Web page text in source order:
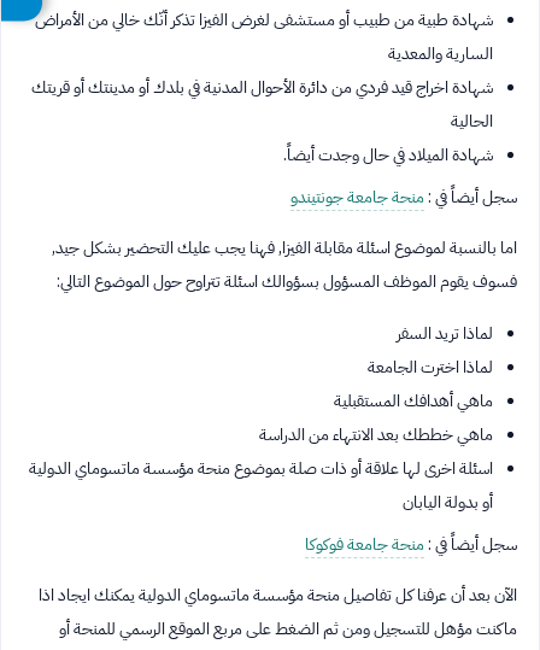
شهادة طبية من طبيب أو مستشفى لغرض الفيزا تذكر أنّك خالي من الأمراض
السارية والمعدية
شهادة اخراج قيد فردي من دائرة الأحوال المدنية في بلدك أو مدينتك أو قريتك
الحالية
شهادة الميلاد في حال وجدت أيضاً.
سجل أيضاً في :منحة جامعة جونتيندو
اما بالنسبة لموضوع اسئلة مقابلة الفيزا, فهنا يجب عليك التحضير بشكل جيد,
فسوف يقوم الموظف المسؤول بسؤوالك اسئلة تتراوح حول الموضوع التالي:
لماذا تريد السفر
لماذا اخترت الجامعة
ماهي أهدافك المستقبلية
ماهي خططك بعد الانتهاء من الدراسة
اسئلة اخرى لها علاقة أو ذات صلة بموضوع منحة مؤسسة ماتسوماي الدولية
أو بدولة اليابان
سجل أيضاً في :منحة جامعة فوكوكا
الآن بعد أن عرفنا كل تفاصيل منحة مؤسسة ماتسوماي الدولية يمكنك ايجاد اذا
ماكنت مؤهل للتسجيل ومن ثم الضغط على مربع الموقع الرسمي للمنحة أو